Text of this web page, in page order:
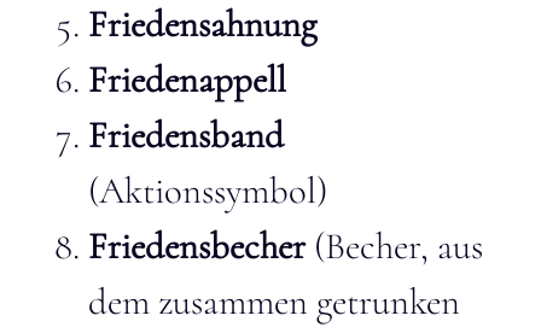
Friedensahnung
Friedenappell
Friedensband
(Aktionssymbol)
Friedensbecher(Becher, aus
dem zusammen getrunken